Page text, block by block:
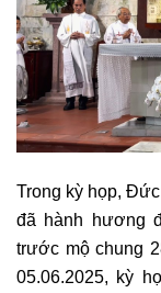
Trong kỳ họp,
đã hành hương
trước mộ chung
05.06.2025, kỳ